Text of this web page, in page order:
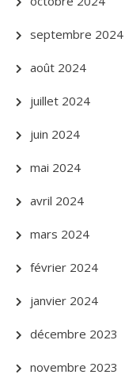
septembre 2024
août 2024
juillet 2024
juin 2024
mai 2024
avril 2024
mars 2024
février 2024
janvier 2024
décembre 2023
novembre 2023